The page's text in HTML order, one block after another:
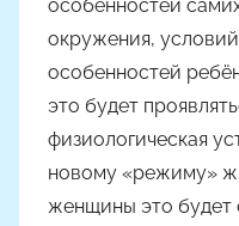
особенностей
окружения,
особенностей
это будет
физиологическая
новому «режиму»
женщины это будет